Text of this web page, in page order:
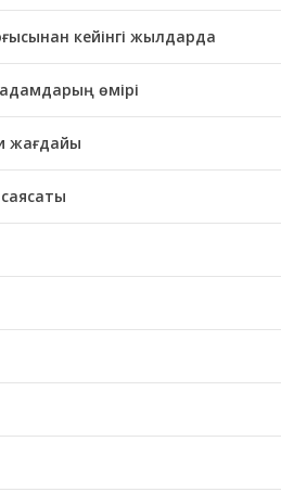
кейінгі жылдарда
өмірі
жағдайы